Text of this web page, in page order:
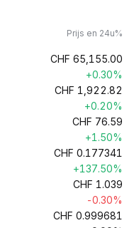
Prijs en 24u%
CHF 65,155.00
+0.30%
CHF 1,922.82
+0.20%
CHF 76.59
+1.50%
CHF 0.177341
+137.50%
CHF 1.039
-0.30%
CHF 0.999681